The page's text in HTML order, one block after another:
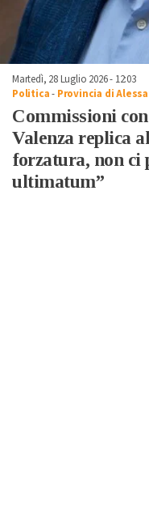
Martedì, 28 Luglio 2026 - 12:03
Politica- Provincia di
Commissioni
Valenza replica
forzatura, non ci
ultimatum”